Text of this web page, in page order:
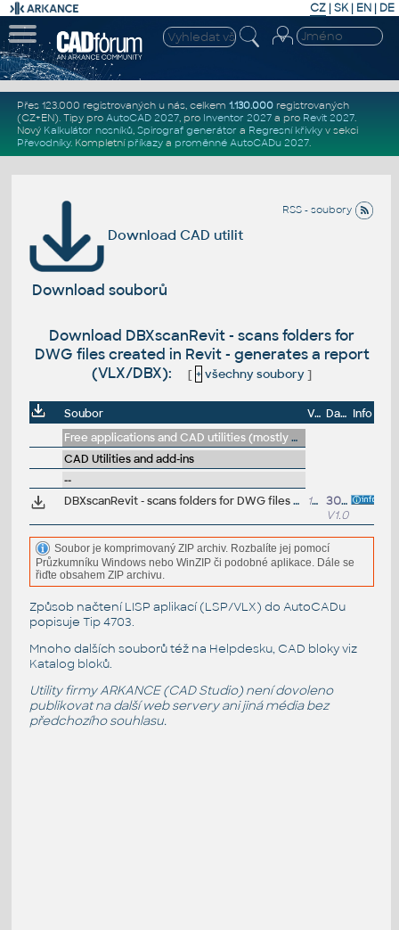
CZ | SK| EN | DE
Přes 123.000 registrovaných u nás, celkem 1.130.000registrovaných
(CZ+EN). Tipy pro AutoCAD 2027, pro Inventor 2027a pro Revit 2027.
Nový Kalkulátor nosníků, Spirograf generátor a Regresní křivkyv sekci
Převodníky. Kompletní příkazya proměnné AutoCADu 2027.
RSS - soubory
Download CAD utilit
Download souborů
Download DBXscanRevit - scans folders for
DWG files created in Revit - generates a report
(VLX/DBX):
[ + všechny soubory]
Soubor Velikost Datum Info
Free applications and CAD utilities (mostly our freeware & trials)
CAD Utilities and add-ins
--
DBXscanRevit - scans folders for DWG files created in Revit - generates a report (VLX/DBX) 13kB
30.6.2017
V1.0
Soubor je komprimovaný ZIP archiv. Rozbalíte jej pomocí
Průzkumníku Windows nebo WinZIP či podobné aplikace. Dále se
řiďte obsahem ZIP archivu.
Způsob načtení LISP aplikací (LSP/VLX) do AutoCADu
popisuje Tip 4703.
Mnoho dalších souborů též na Helpdesku, CAD bloky viz
Katalog bloků.
Utility firmy ARKANCE (CAD Studio) není dovoleno
publikovat na další web servery ani jiná média bez
předchozího souhlasu.